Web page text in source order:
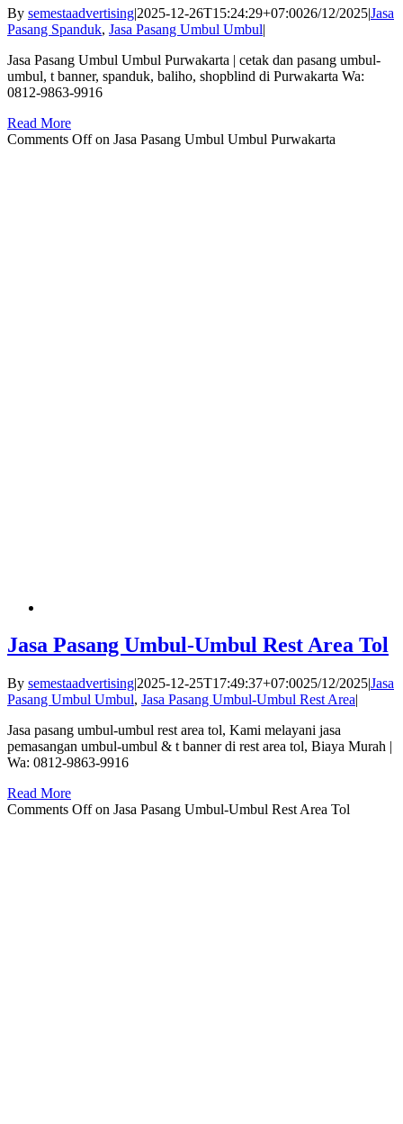
By semestaadvertising|2025-12-26T15:24:29+07:0026/12/2025|Jasa
Pasang Spanduk, Jasa Pasang Umbul Umbul|
Jasa Pasang Umbul Umbul Purwakarta | cetak dan pasang umbul-
umbul, t banner, spanduk, baliho, shopblind di Purwakarta Wa:
0812-9863-9916
Read More
Comments Offon Jasa Pasang Umbul Umbul Purwakarta
Jasa Pasang Umbul-Umbul Rest Area Tol
By semestaadvertising|2025-12-25T17:49:37+07:0025/12/2025|Jasa
Pasang Umbul Umbul, Jasa Pasang Umbul-Umbul Rest Area|
Jasa pasang umbul-umbul rest area tol, Kami melayani jasa
pemasangan umbul-umbul & t banner di rest area tol, Biaya Murah |
Wa: 0812-9863-9916
Read More
Comments Offon Jasa Pasang Umbul-Umbul Rest Area Tol